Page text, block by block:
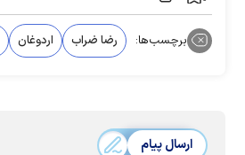
برچسب‌ها: رضا ضراب اردوغان
ارسال پیام